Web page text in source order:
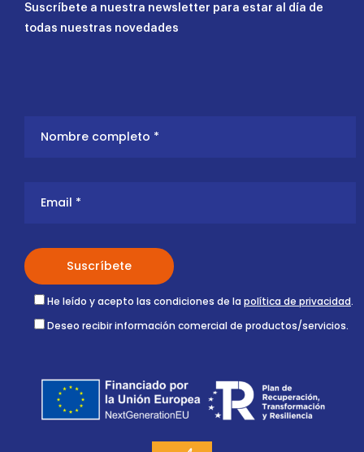
Suscríbete a nuestra newsletter para estar al día de
todas nuestras novedades
He leído y acepto las condiciones de la política de privacidad.
Deseo recibir información comercial de productos/servicios.